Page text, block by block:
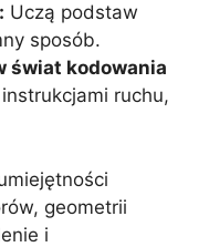
Uczą podstaw
sposób.
świat kodowania
ruchu,
geometrii
i